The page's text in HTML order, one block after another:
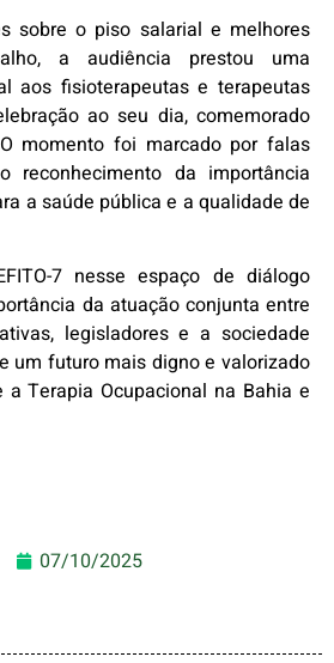
sobre o piso salarial e melhores
a audiência prestou uma
aos fisioterapeutas e terapeutas
ao seu dia, comemorado
momento foi marcado por falas
reconhecimento da importância
a saúde pública e a qualidade de
7 nesse espaço de diálogo
da atuação conjunta entre
legisladores e a sociedade
um futuro mais digno e valorizado
Terapia Ocupacional na Bahia e
07/10/2025